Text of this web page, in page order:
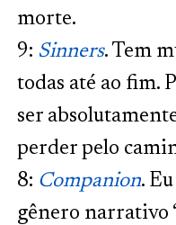
morte.
9: Sinners. Tem
todas até ao fim.
ser
perder pelo
8: Companion.
gênero narrativo